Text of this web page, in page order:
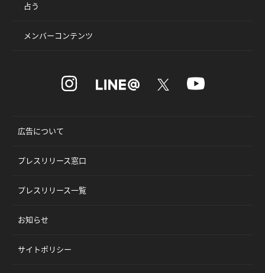
占う
メンバーコンテンツ
広告について
プレスリリース窓口
プレスリリース一覧
お知らせ
サイトポリシー